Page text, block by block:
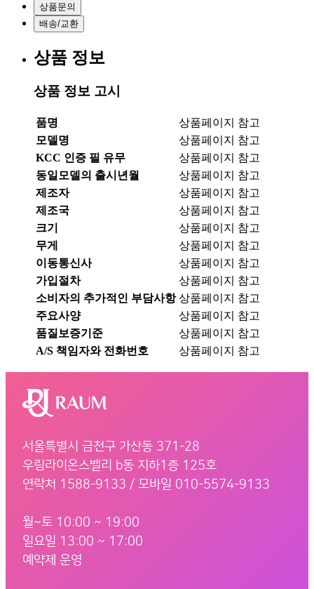
상품문의
배송/교환
상품 정보
상품 정보 고시
품명
상품페이지 참고
모델명
상품페이지 참고
KCC 인증 필 유무
상품페이지 참고
동일모델의 출시년월
상품페이지 참고
제조자
상품페이지 참고
제조국
상품페이지 참고
크기
상품페이지 참고
무게
상품페이지 참고
이동통신사
상품페이지 참고
가입절차
상품페이지 참고
소비자의 추가적인 부담사항 상품페이지 참고
주요사양
상품페이지 참고
품질보증기준
상품페이지 참고
A/S 책임자와 전화번호
상품페이지 참고
서울특별시 금천구 가산동 371-28
우림라이온스밸리 b동 지하1층 125호
연락처 1588-9133 / 모바일 010-5574-9133
월~토 10:00 ~ 19:00
일요일 13:00 ~ 17:00
예약제 운영